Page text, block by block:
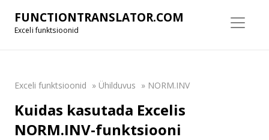
FUNCTIONTRANSLATOR.COM
Exceli funktsioonid
Exceli funktsioonid » Ühilduvus » NORM.INV
Kuidas kasutada Excelis
NORM.INV-funktsiooni